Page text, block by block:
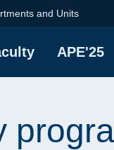
|
and Units
APE'25